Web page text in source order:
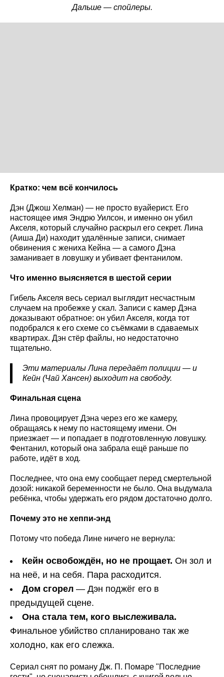
Дальше — спойлеры.
Кратко: чем всё кончилось
Дэн (Джош Хелман) — не просто вуайерист. Его
настоящее имя Эндрю Уилсон, и именно он убил
Акселя, который случайно раскрыл его секрет. Лина
(Аиша Ди) находит удалённые записи, снимает
обвинения с жениха Кейна — а самого Дэна
заманивает в ловушку и убивает фентанилом.
Что именно выясняется в шестой серии
Гибель Акселя весь сериал выглядит несчастным
случаем на пробежке у скал. Записи с камер Дэна
доказывают обратное: он убил Акселя, когда тот
подобрался к его схеме со съёмками в сдаваемых
квартирах. Дэн стёр файлы, но недостаточно
тщательно.
Эти материалы Лина передаёт полиции — и
Кейн (Чай Хансен) выходит на свободу.
Финальная сцена
Лина провоцирует Дэна через его же камеру,
обращаясь к нему по настоящему имени. Он
приезжает — и попадает в подготовленную ловушку.
Фентанил, который она забрала ещё раньше по
работе, идёт в ход.
Последнее, что она ему сообщает перед смертельной
дозой: никакой беременности не было. Она выдумала
ребёнка, чтобы удержать его рядом достаточно долго.
Почему это не хеппи-энд
Потому что победа Лине ничего не вернула:
Кейн освобождён, но не прощает. Он зол и
на неё, и на себя. Пара расходится.
Дом сгорел — Дэн поджёг его в
предыдущей сцене.
Она стала тем, кого выслеживала.
Финальное убийство спланировано так же
холодно, как его слежка.
Сериал снят по роману Дж. П. Помаре "Последние